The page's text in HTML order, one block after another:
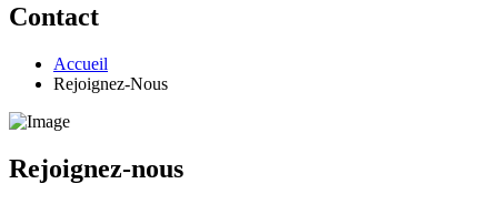
Contact
Accueil
Rejoignez-Nous
Rejoignez-nous